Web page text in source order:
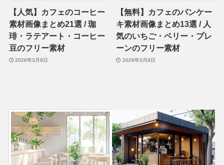
【人気】カフェのコーヒー
素材画像まとめ21選 / 珈
琲・ラテアート・コーヒー
豆のフリー素材
2026年3月9日
【無料】カフェのパンケー
キ素材画像まとめ13選 / 人
気のいちご・ベリー・プレ
ーンのフリー素材
2026年3月8日